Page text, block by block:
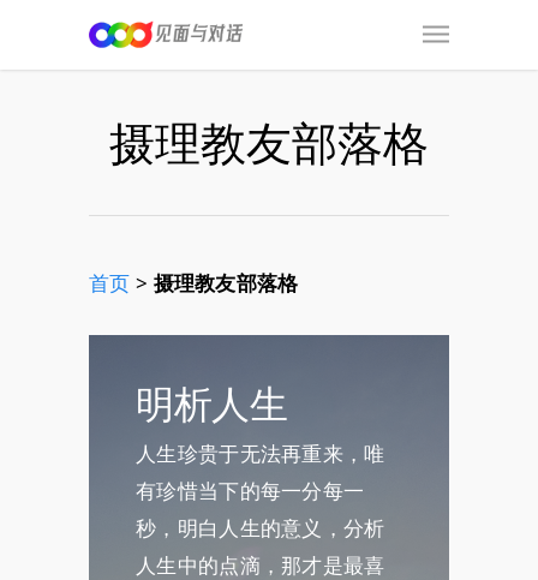
摄理教友部落格
首页 > 摄理教友部落格
明析人生
人生珍贵于无法再重来，唯
有珍惜当下的每一分每一
秒，明白人生的意义，分析
人生中的点滴，那才是最喜